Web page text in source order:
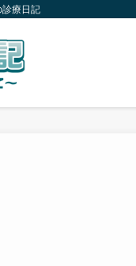
療日記